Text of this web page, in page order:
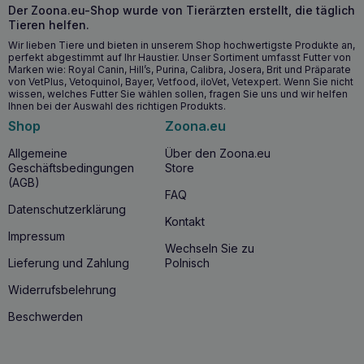
Der Zoona.eu-Shop wurde von Tierärzten erstellt, die täglich
Tieren helfen.
Wir lieben Tiere und bieten in unserem Shop hochwertigste Produkte an,
perfekt abgestimmt auf Ihr Haustier. Unser Sortiment umfasst Futter von
Marken wie: Royal Canin, Hill’s, Purina, Calibra, Josera, Brit und Präparate
von VetPlus, Vetoquinol, Bayer, Vetfood, iloVet, Vetexpert. Wenn Sie nicht
wissen, welches Futter Sie wählen sollen, fragen Sie uns und wir helfen
Ihnen bei der Auswahl des richtigen Produkts.
Shop
Allgemeine
Geschäftsbedingungen
(AGB)
Datenschutzerklärung
Impressum
Lieferung und Zahlung
Widerrufsbelehrung
Beschwerden
Zoona.eu
Über den Zoona.eu
Store
FAQ
Kontakt
Wechseln Sie zu
Polnisch